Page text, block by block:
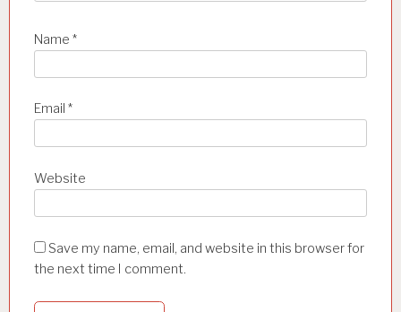
Name *
Email *
Website
Save my name, email, and website in this browser for
the next time I comment.